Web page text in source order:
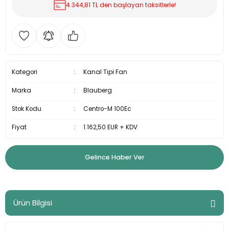
4.344,81 TL den başlayan taksitlerle!
Kategori Kanal Tipi Fan
Marka Blauberg
Stok Kodu Centro-M 100Ec
Fiyat 1.162,50 EUR + KDV
Gelince Haber Ver
Ürün Bilgisi